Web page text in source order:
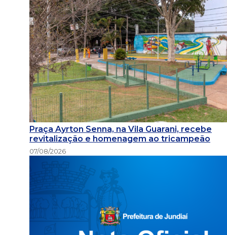
Praça Ayrton Senna, na Vila Guarani, recebe
revitalização e homenagem ao tricampeão
07/08/2026